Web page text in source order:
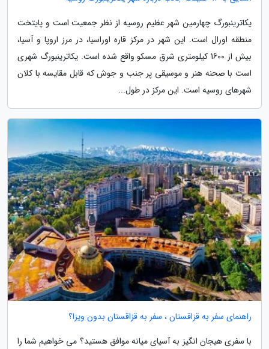
یکاترینبورگ چهارمین شهر عظیم روسیه از نظر جمعیت است و پایتخت
منطقه اورال است. این شهر در مرکز قاره اوراسیا، در مرز اروپا و آسیا،
بیش از 1600 کیلومتری شرق مسکو واقع شده است. یکاترینبورگ شهری
است با صحنه هنر و موسیقی پر جنب و جوش که قابل مقایسه با کلان
شهرهای روسیه است. این مرکز در طول...
راهنمای سفر به قزاقستان ، سفر به قزاقستان بدون ویزا؟
با سفری هیجان انگیز به آسیای میانه موافق هستید؟ می خواهیم شما را